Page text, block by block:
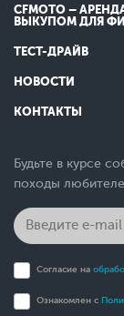
CFMOTO –
ВЫКУПОМ ДЛЯ
ТЕСТ-ДРАЙВ
НОВОСТИ
КОНТАКТЫ
Будьте в курсе
походы
Согласие на
Ознакомлен с